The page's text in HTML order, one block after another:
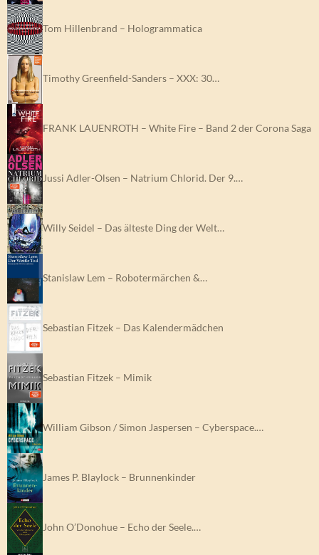
Tom Hillenbrand – Hologrammatica
Timothy Greenfield-Sanders – XXX: 30…
FRANK LAUENROTH – White Fire – Band 2 der Corona Saga
Jussi Adler-Olsen – Natrium Chlorid. Der 9.…
Willy Seidel – Das älteste Ding der Welt…
Stanislaw Lem – Robotermärchen &…
Sebastian Fitzek – Das Kalendermädchen
Sebastian Fitzek – Mimik
William Gibson / Simon Jaspersen – Cyberspace.…
James P. Blaylock – Brunnenkinder
John O’Donohue – Echo der Seele.…